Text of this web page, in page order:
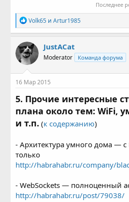
Последнее
Р
е
а
к
ц
и
и
:
Volk65 иArtur1985
JustACat
Moderator Команда форума
16 Мар 2015
5. Прочие интересные
плана около тем: WiFi,
и т.п. (к содержанию)
- Архитектура умного дома — с
только
http://habrahabr.ru/company/
- WebSockets — полноценный
http://habrahabr.ru/post/79038/